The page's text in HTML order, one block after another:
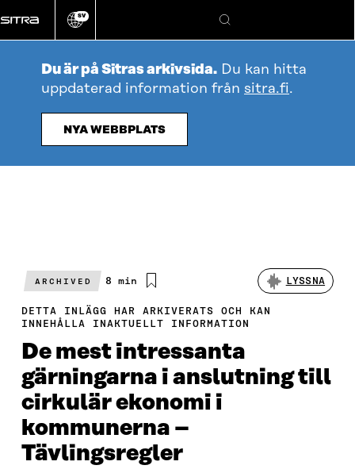
direkt
till
Ändra
språk
SV
Sök
Du är på Sitras arkivsida. Du kan hitta
uppdaterad information från sitra.fi.
NYA WEBBPLATS
ARCHIVED
Beräknad
8 min LYSSNA
DETTA INLÄGG HAR ARKIVERATS OCH KAN
INNEHÅLLA INAKTUELLT INFORMATION
De mest intressanta
gärningarna i anslutning till
cirkulär ekonomi i
kommunerna –
Tävlingsregler